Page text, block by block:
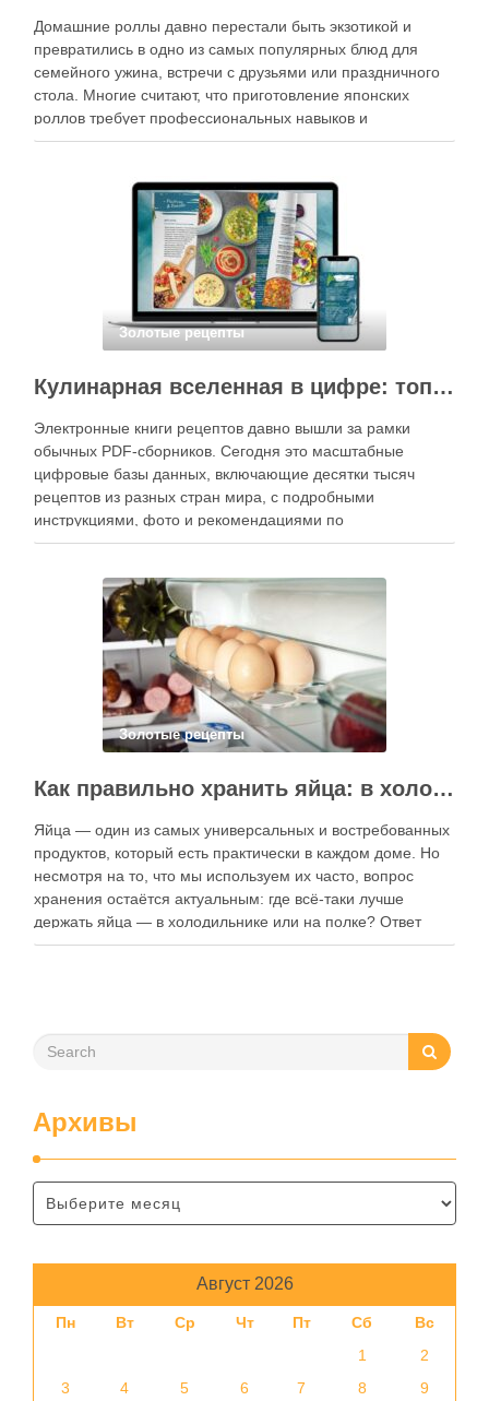
Домашние роллы давно перестали быть экзотикой и
превратились в одно из самых популярных блюд для
семейного ужина, встречи с друзьями или праздничного
стола. Многие считают, что приготовление японских
роллов требует профессиональных навыков и
специального оборудования, однако на практике сделать
кухне. Главное — …
Золотые рецепты
Кулинарная вселенная в цифре: топ-3 самых больших электронных книг рецептов
Электронные книги рецептов давно вышли за рамки
обычных PDF-сборников. Сегодня это масштабные
цифровые базы данных, включающие десятки тысяч
рецептов из разных стран мира, с подробными
инструкциями, фото и рекомендациями по
приготовлению. В отличие от печатных изданий,
контент, расширять коллекции блюд и добавлять новые
функции. Ниже …
Золотые рецепты
Как правильно хранить яйца: в холодильнике или на полке?
Яйца — один из самых универсальных и востребованных
продуктов, который есть практически в каждом доме. Но
несмотря на то, что мы используем их часто, вопрос
хранения остаётся актуальным: где всё-таки лучше
держать яйца — в холодильнике или на полке? Ответ
зависит от нескольких факторов, включая температуру
Архивы
Август 2026
Пн Вт Ср Чт Пт Сб
Вс
1
2
3
4 5 6 7 8
9